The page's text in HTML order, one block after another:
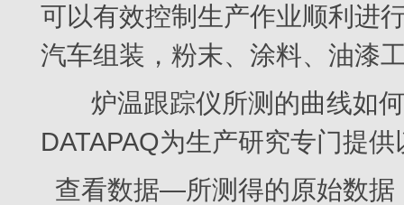
可以有效控制生产作业顺利进
汽车组装，粉末、涂料、油漆
炉温跟踪仪所测的曲线如何
DATAPAQ为生产研究专门提
查看数据—所测得的原始数据